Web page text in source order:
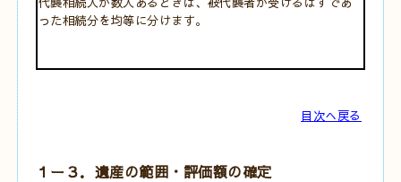
った相続分を均等に分けます。
目次へ戻る
１ー３．遺産の範囲・評価額の確定